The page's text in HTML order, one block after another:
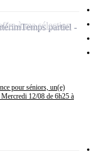
pour séniors, un(e)
12/08 de 6h25 à
Temps partiel
à ma sélection